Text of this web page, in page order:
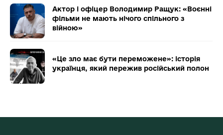
Актор і офіцер Володимир Ращук: «Воєнні
фільми не мають нічого спільного з
війною»
«Це зло має бути переможене»: історія
українця, який пережив російський полон